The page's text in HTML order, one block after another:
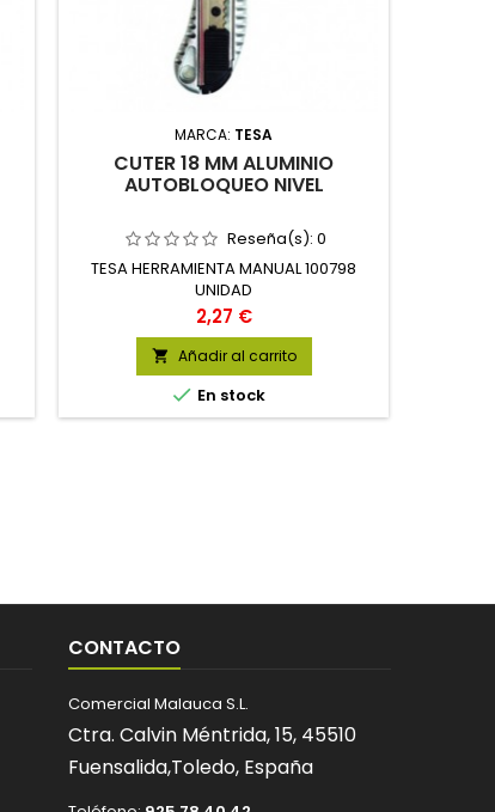
MARCA: TESA
CUTER 18 MM ALUMINIO
AUTOBLOQUEO NIVEL
Reseña(s): 0
TESA HERRAMIENTA MANUAL 100798
UNIDAD
Precio
2,27 €
 Añadir al carrito
 En stock
CONTACTO
Comercial Malauca S.L.
Ctra. Calvin Méntrida, 15, 45510
Fuensalida,Toledo, España